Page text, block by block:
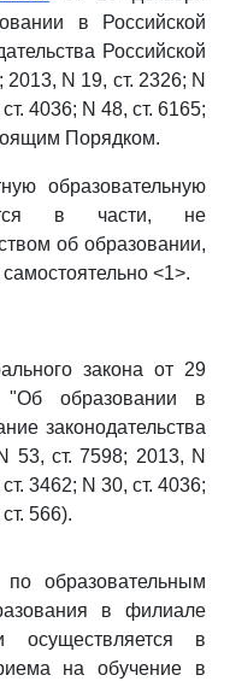
в Российской
Российской
N 19, ст. 2326; N
4036; N 48, ст. 6165;
Порядком.
образовательную
в части, не
об образовании,
<1>.
закона от 29
образовании в
законодательства
53, ст. 7598; 2013, N
3462; N 30, ст. 4036;
566).
образовательным
в филиале
осуществляется в
на обучение в